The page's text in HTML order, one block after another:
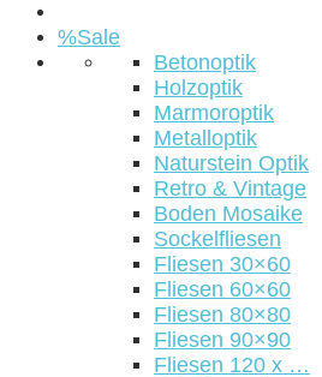
%Sale
Betonoptik
Holzoptik
Marmoroptik
Metalloptik
Naturstein Optik
Retro & Vintage
Boden Mosaike
Sockelfliesen
Fliesen 30×60
Fliesen 60×60
Fliesen 80×80
Fliesen 90×90
Fliesen 120 x …